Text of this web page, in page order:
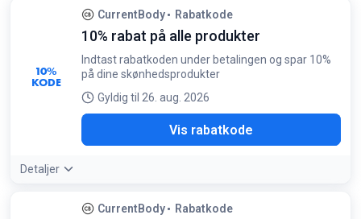
Betingelser:
Tilbuddet gælder udelukkende ved første køb
10%
KODE
CurrentBody Rabatkode
10% rabat på alle produkter
Indtast rabatkoden under betalingen og spar 10%
på dine skønhedsprodukter
Gyldig til 26. aug. 2026
Vis rabatkode
Detaljer
CurrentBody Rabatkode